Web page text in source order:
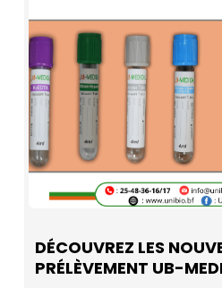
DÉCOUVREZ LES
PRÉLÈVEMENT UB-